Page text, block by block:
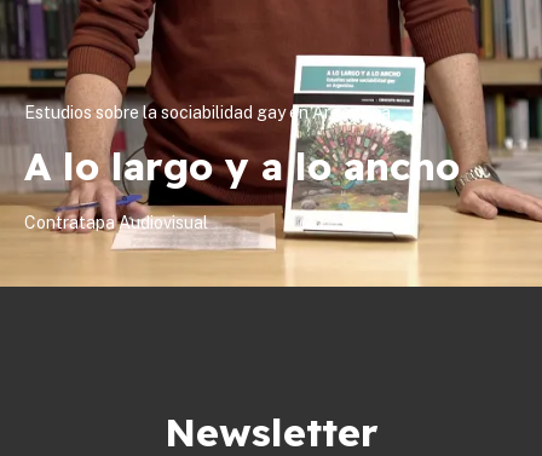
Estudios sobre la sociabilidad gay en Argentina
A lo largo y a lo ancho
Contratapa Audiovisual
Newsletter